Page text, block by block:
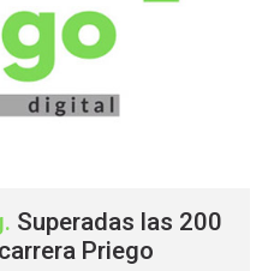
. Superadas las 200
Priego